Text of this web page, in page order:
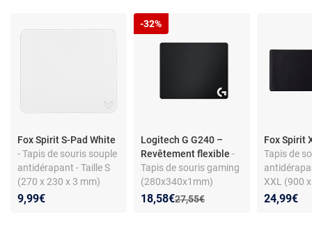
Fox Spirit S-Pad White
- Tapis de souris souple
antidérapant - Taille S
(270 x 230 x 3 mm)
9,99€
Logitech G G240 –
Revêtement flexible-
Tapis de souris gaming
(280x340x1mm)
souple, revêtement en
Ancien prix :
27,55€
Nouveau prix :
18,58€
Réduction de :
-32%
Fox Spirit
Tapis de
XXL (900
mm)
24,99€